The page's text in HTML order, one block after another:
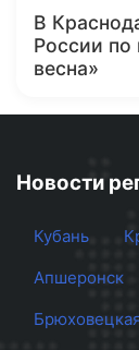
В
России по
весна»
Новости
Кубань
Апшеронск